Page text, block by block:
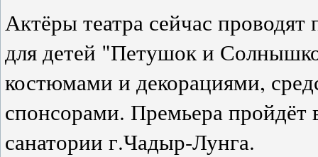
Актёры театра сейчас
для детей "Петушок и
костюмами и декорациями,
спонсорами. Премьера пройдёт
санатории г.Чадыр-Лунга.